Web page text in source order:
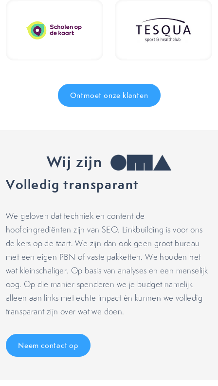
Ontmoet onze klanten
Wij zijn
Volledig transparant
We geloven dat techniek en content de
hoofdingrediënten zijn van SEO. Linkbuilding is voor ons
de kers op de taart. We zijn dan ook geen groot bureau
met een eigen PBN of vaste pakketten. We houden het
wat kleinschaliger. Op basis van analyses en een menselijk
oog. Op die manier spenderen we je budget namelijk
alleen aan links met echte impact én kunnen we volledig
transparant zijn over wat we doen.
Neem contact op